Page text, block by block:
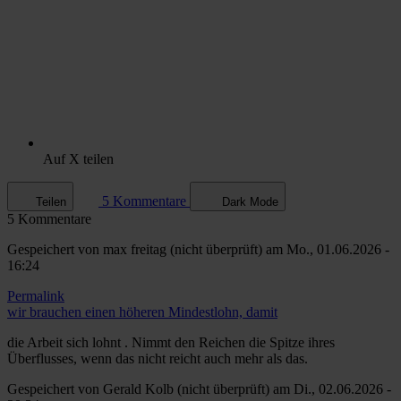
Auf X teilen
Teilen 5 Kommentare Dark Mode
5 Kommentare
Gespeichert von max freitag (nicht überprüft) am Mo., 01.06.2026 -
16:24
Permalink
wir brauchen einen höheren Mindestlohn, damit
die Arbeit sich lohnt . Nimmt den Reichen die Spitze ihres
Überflusses, wenn das nicht reicht auch mehr als das.
Gespeichert von Gerald Kolb (nicht überprüft) am Di., 02.06.2026 -